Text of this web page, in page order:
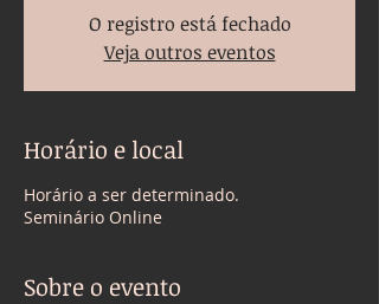
O registro está fechado
Veja outros eventos
Horário e local
Horário a ser determinado.
Seminário Online
Sobre o evento